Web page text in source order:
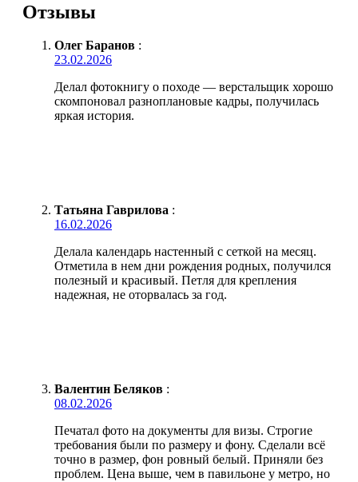
Отзывы
Олег Баранов :
23.02.2026
Делал фотокнигу о походе — верстальщик хорошо
скомпоновал разноплановые кадры, получилась
яркая история.
Татьяна Гаврилова :
16.02.2026
Делала календарь настенный с сеткой на месяц.
Отметила в нем дни рождения родных, получился
полезный и красивый. Петля для крепления
надежная, не оторвалась за год.
Валентин Беляков :
08.02.2026
Печатал фото на документы для визы. Строгие
требования были по размеру и фону. Сделали всё
точно в размер, фон ровный белый. Приняли без
проблем. Цена выше, чем в павильоне у метро, но